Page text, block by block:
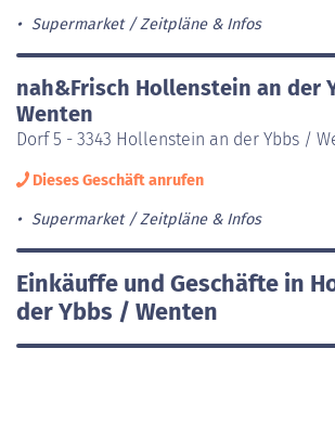
Supermarket Zeitpläne & Infos
nah&Frisch Hollenstein an der
Wenten
Dorf 5 - 3343 Hollenstein an der Ybbs /
Dieses Geschäft anrufen
Supermarket Zeitpläne & Infos
Einkäuffe und Geschäfte in
der Ybbs / Wenten